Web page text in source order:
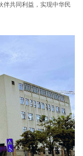
伴共同利益，实现中华民